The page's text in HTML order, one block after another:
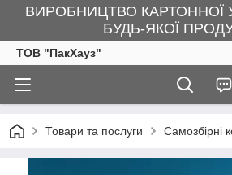
ВИРОБНИЦТВО КАРТОННОЇ
БУДЬ-ЯКОЇ
ТОВ "ПакХауз"
Товари та послуги Самозбірні